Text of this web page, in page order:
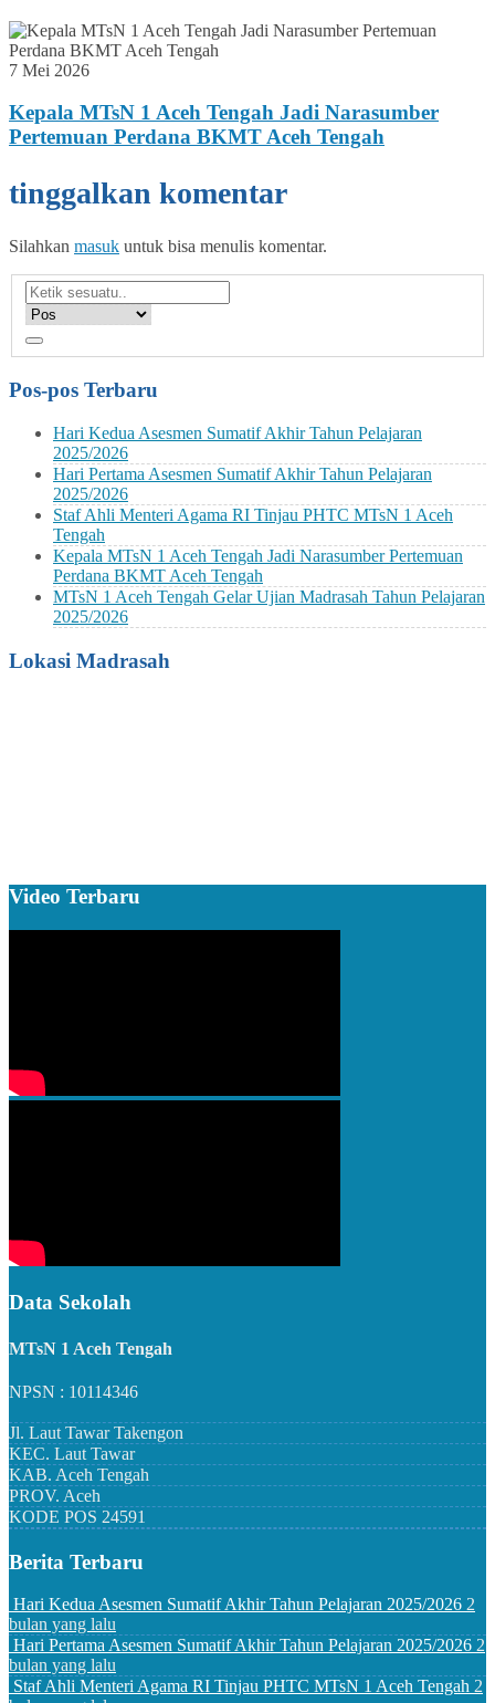
7 Mei 2026
Kepala MTsN 1 Aceh Tengah Jadi Narasumber
Pertemuan Perdana BKMT Aceh Tengah
tinggalkan komentar
Silahkan masuk untuk bisa menulis komentar.
Pos-pos Terbaru
Hari Kedua Asesmen Sumatif Akhir Tahun Pelajaran
2025/2026
Hari Pertama Asesmen Sumatif Akhir Tahun Pelajaran
2025/2026
Staf Ahli Menteri Agama RI Tinjau PHTC MTsN 1 Aceh
Tengah
Kepala MTsN 1 Aceh Tengah Jadi Narasumber Pertemuan
Perdana BKMT Aceh Tengah
MTsN 1 Aceh Tengah Gelar Ujian Madrasah Tahun Pelajaran
2025/2026
Lokasi Madrasah
Video Terbaru
Data Sekolah
MTsN 1 Aceh Tengah
NPSN : 10114346
Jl. Laut Tawar Takengon
KEC. Laut Tawar
KAB. Aceh Tengah
PROV. Aceh
KODE POS 24591
Berita Terbaru
Hari Kedua Asesmen Sumatif Akhir Tahun Pelajaran 2025/2026 2
bulan yang lalu
Hari Pertama Asesmen Sumatif Akhir Tahun Pelajaran 2025/2026 2
bulan yang lalu
Staf Ahli Menteri Agama RI Tinjau PHTC MTsN 1 Aceh Tengah 2